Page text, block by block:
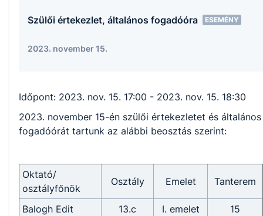
Szülői értekezlet, általános fogadóóra ESEMÉNY
2023. november 15.
Időpont: 2023. nov. 15. 17:00 - 2023. nov. 15. 18:30
2023. november 15-én szülői értekezletet és általános
fogadóórát tartunk az alábbi beosztás szerint:
Oktató/
osztályfőnök
Osztály Emelet Tanterem
Balogh Edit 13.c I. emelet
15